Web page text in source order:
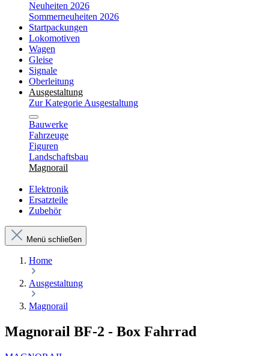
Neuheiten 2026
Sommerneuheiten 2026
Startpackungen
Lokomotiven
Wagen
Gleise
Signale
Oberleitung
Ausgestaltung
Zur Kategorie Ausgestaltung
Bauwerke
Fahrzeuge
Figuren
Landschaftsbau
Magnorail
Elektronik
Ersatzteile
Zubehör
Menü schließen
Home
Ausgestaltung
Magnorail
Magnorail BF-2 - Box Fahrrad